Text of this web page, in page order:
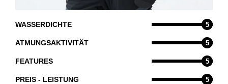
WASSERDICHTE 5
ATMUNGSAKTIVITÄT 5
FEATURES 5
PREIS - LEISTUNG 5